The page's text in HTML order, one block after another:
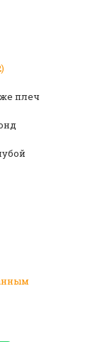
плеч